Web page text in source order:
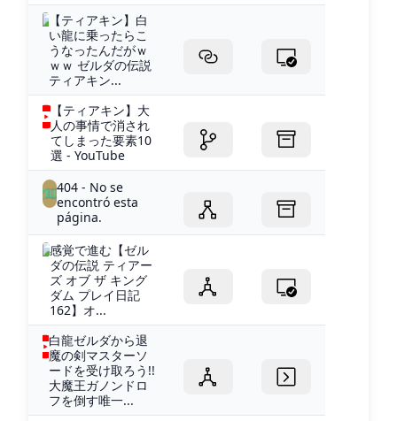
【ティアキン】白
い龍に乗ったらこ
うなったんだがｗ
ｗｗ ゼルダの伝説
ティアキン...
【ティアキン】大
人の事情で消され
てしまった要素10
選 - YouTube
404 - No se
encontró esta
página.
感覚で進む【ゼル
ダの伝説 ティアー
ズ オブ ザ キング
ダム プレイ日記
162】オ...
白龍ゼルダから退
魔の剣マスターソ
ードを受け取ろう!!
大魔王ガノンドロ
フを倒す唯一...